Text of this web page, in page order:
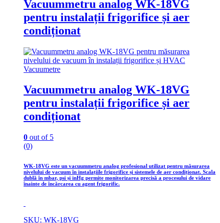
Vacuummetru analog WK-18VG
pentru instalații frigorifice și aer
condiționat
Vacuumetre
Vacuummetru analog WK-18VG
pentru instalații frigorifice și aer
condiționat
0 out of 5
(0)
WK-18VG este un vacuummetru analog profesional utilizat pentru măsurarea
nivelului de vacuum în instalațiile frigorifice și sistemele de aer condiționat. Scala
dublă în mbar, psi și inHg permite monitorizarea precisă a procesului de vidare
înainte de încărcarea cu agent frigorific.
SKU: WK-18VG